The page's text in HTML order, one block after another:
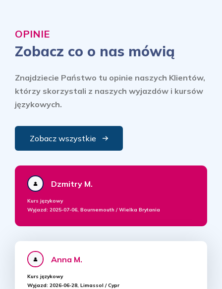
OPINIE
Zobacz co o nas mówią
Znajdziecie Państwo tu opinie naszych Klientów,
którzy skorzystali z naszych wyjazdów i kursów
językowych.
Zobacz wszystkie
Dzmitry M.
Kurs językowy
Wyjazd: 2025-07-06, Bournemouth / Wielka Brytania
Anna M.
Kurs językowy
Wyjazd: 2026-06-28, Limassol / Cypr